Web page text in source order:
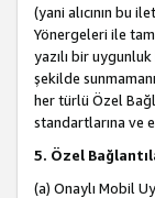
(yani alıcının bu
Yönergeleri ile
yazılı bir
şekilde
her türlü Özel
standartlarına ve
5. Özel
(a) Onaylı Mobil